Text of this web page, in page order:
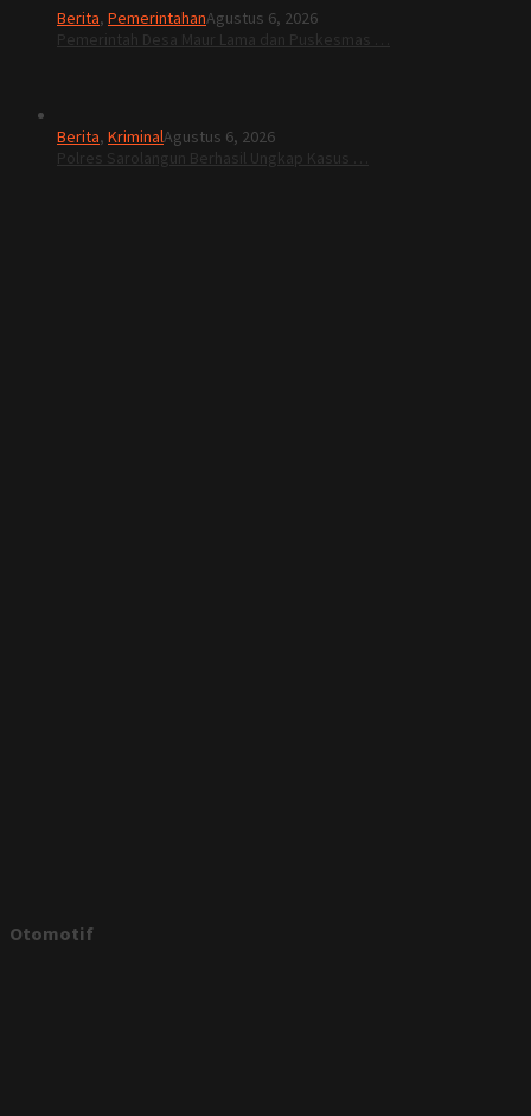
Berita, PemerintahanAgustus 6, 2026
Pemerintah Desa Maur Lama dan Puskesmas …
Berita, KriminalAgustus 6, 2026
Polres Sarolangun Berhasil Ungkap Kasus …
Otomotif